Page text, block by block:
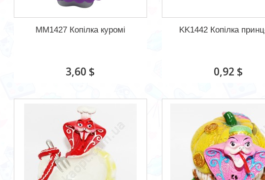
MM1427 Копілка куромі
3,60 $
KK1442 Копілка
0,92 $